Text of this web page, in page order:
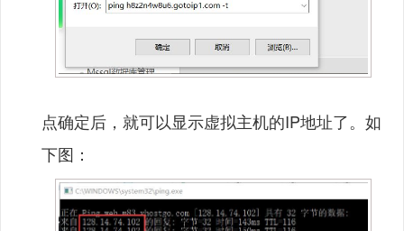
点确定后，就可以显示虚拟主机的IP地址了。如
下图：